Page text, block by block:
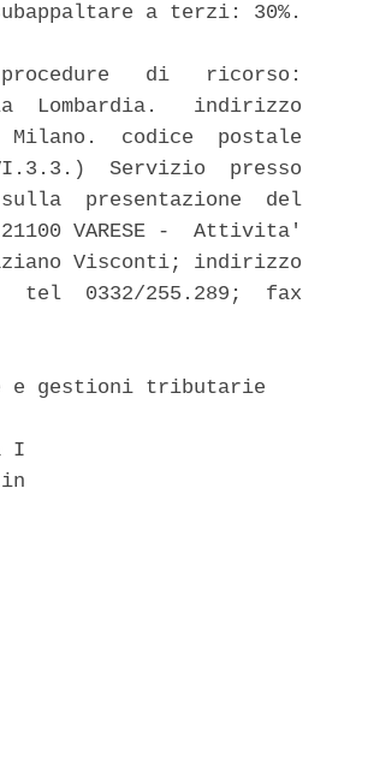
a terzi: 30%.
di   ricorso:
Lombardia.   indirizzo
codice  postale
Servizio  presso
presentazione  del
VARESE -  Attivita'
Visconti; indirizzo
tel  0332/255.289;  fax
e gestioni tributarie
I